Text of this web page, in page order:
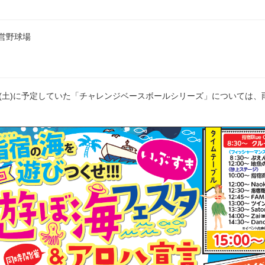
野球場
)に予定していた「チャレンジベースボールシリーズ」については